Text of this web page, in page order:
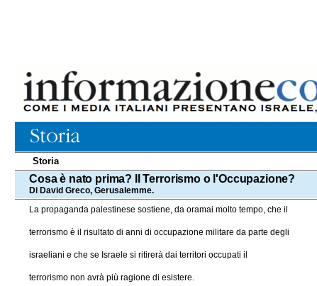
Storia
Cosa è nato prima? Il Terrorismo o l'Occupazione?
Di David Greco, Gerusalemme.
La propaganda palestinese sostiene, da oramai molto tempo, che il
terrorismo è il risultato di anni di occupazione militare da parte degli
israeliani e che se Israele si ritirerà dai territori occupati il
terrorismo non avrà più ragione di esistere.